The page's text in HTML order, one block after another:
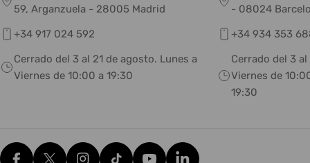
59, Arganzuela - 28005 Madrid
+34 917 024 592
Cerrado del 3 al 21 de agosto. Lunes a
Viernes de 10:00 a 19:30
- 08024
+34 934 353
Cerrado del 3
Viernes de
19:30